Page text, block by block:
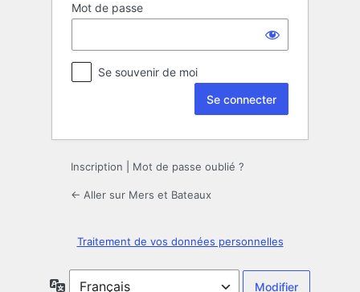
Mot de passe
Se souvenir de moi
Inscription Mot de passe oublié ?
← Aller sur Mers et Bateaux
Traitement de vos données personnelles
Langue